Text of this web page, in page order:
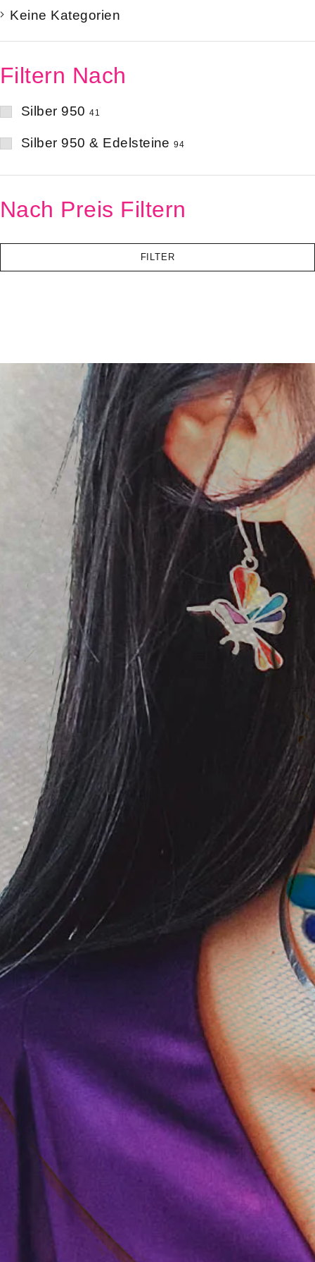
Keine Kategorien
Filtern Nach
Silber 950 41
Silber 950 & Edelsteine 94
Nach Preis Filtern
FILTER